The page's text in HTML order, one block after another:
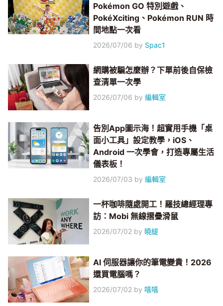
Pokémon GO 特別遊戲、
PokéXciting、Pokémon RUN 時
間地點一次看
2026/07/06 by Spac1
網購被騙怎麼辦？下單前後自保檢
查清單一次學
2026/07/06 by編輯室
告別App圖示海！超實用手機「桌
面小工具」設定教學，iOS、
Android 一次學會，打造專屬生活
儀表板！
2026/07/03 by編輯室
一杯咖啡隨處開工！羅技總經理專
訪：Mobi 無線摺疊滑鼠
2026/07/02 by 曉緹
AI 伺服器讓你的筆電變貴！2026
還買電腦嗎？
2026/07/02 by 嘻嘻